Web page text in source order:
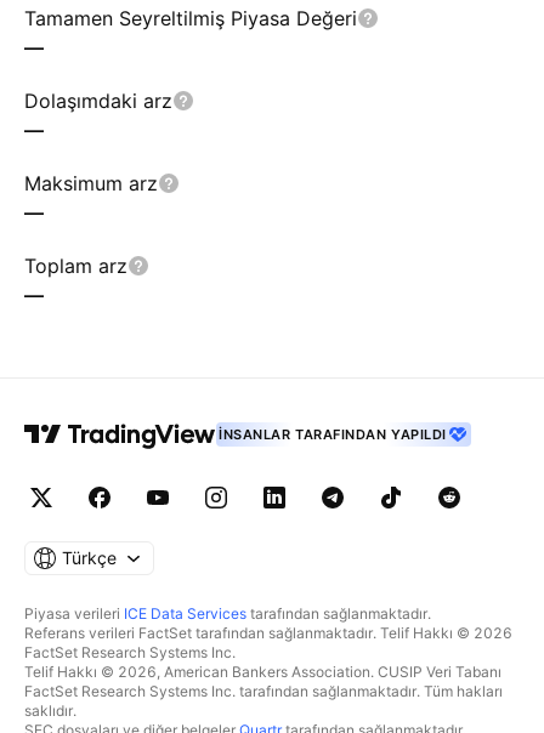
Tamamen Seyreltilmiş Piyasa Değeri
—
Dolaşımdaki arz
—
Maksimum arz
—
Toplam arz
—
İNSANLAR TARAFINDAN YAPILDI
Türkçe
Piyasa verileri ICE Data Services tarafından sağlanmaktadır.
Referans verileri FactSet tarafından sağlanmaktadır. Telif Hakkı © 2026
FactSet Research Systems Inc.
Telif Hakkı © 2026, American Bankers Association. CUSIP Veri Tabanı
FactSet Research Systems Inc. tarafından sağlanmaktadır. Tüm hakları
saklıdır.